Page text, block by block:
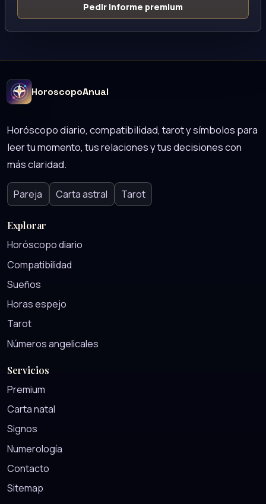
Pedir informe premium
HoroscopoAnual
Horóscopo diario, compatibilidad, tarot y símbolos para
leer tu momento, tus relaciones y tus decisiones con
más claridad.
Pareja Carta astral Tarot
Explorar
Horóscopo diario
Compatibilidad
Sueños
Horas espejo
Tarot
Números angelicales
Servicios
Premium
Carta natal
Signos
Numerología
Contacto
Sitemap